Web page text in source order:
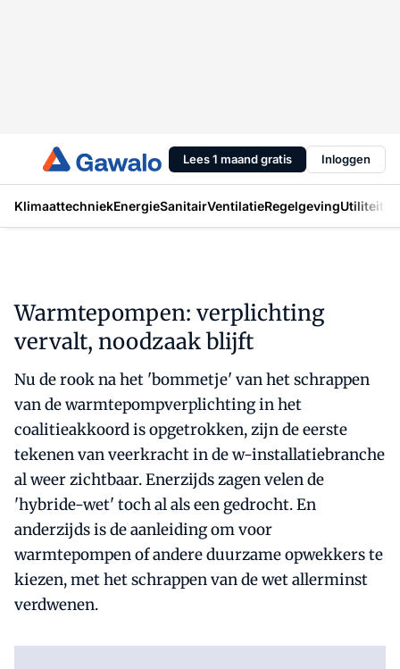
Lees 1 maand gratis Inloggen
KlimaattechniekEnergieSanitairVentilatieRegelgevingUtiliteit
Warmtepompen: verplichting
vervalt, noodzaak blijft
Nu de rook na het 'bommetje' van het schrappen
van de warmtepompverplichting in het
coalitieakkoord is opgetrokken, zijn de eerste
tekenen van veerkracht in de w-installatiebranche
al weer zichtbaar. Enerzijds zagen velen de
'hybride-wet' toch al als een gedrocht. En
anderzijds is de aanleiding om voor
warmtepompen of andere duurzame opwekkers te
kiezen, met het schrappen van de wet allerminst
verdwenen.